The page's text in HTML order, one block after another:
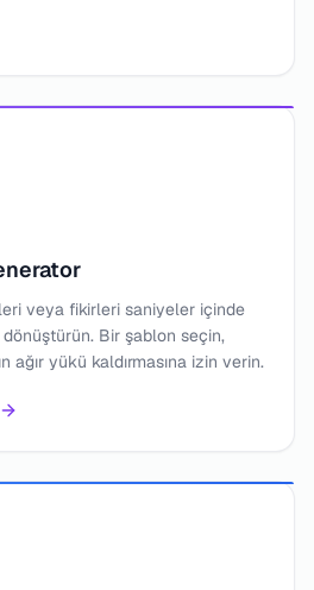
veya fikirleri saniyeler içinde
dönüştürün. Bir şablon seçin,
ağır yükü kaldırmasına izin verin.